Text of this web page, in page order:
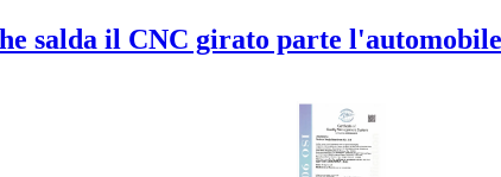
salda il CNC girato parte